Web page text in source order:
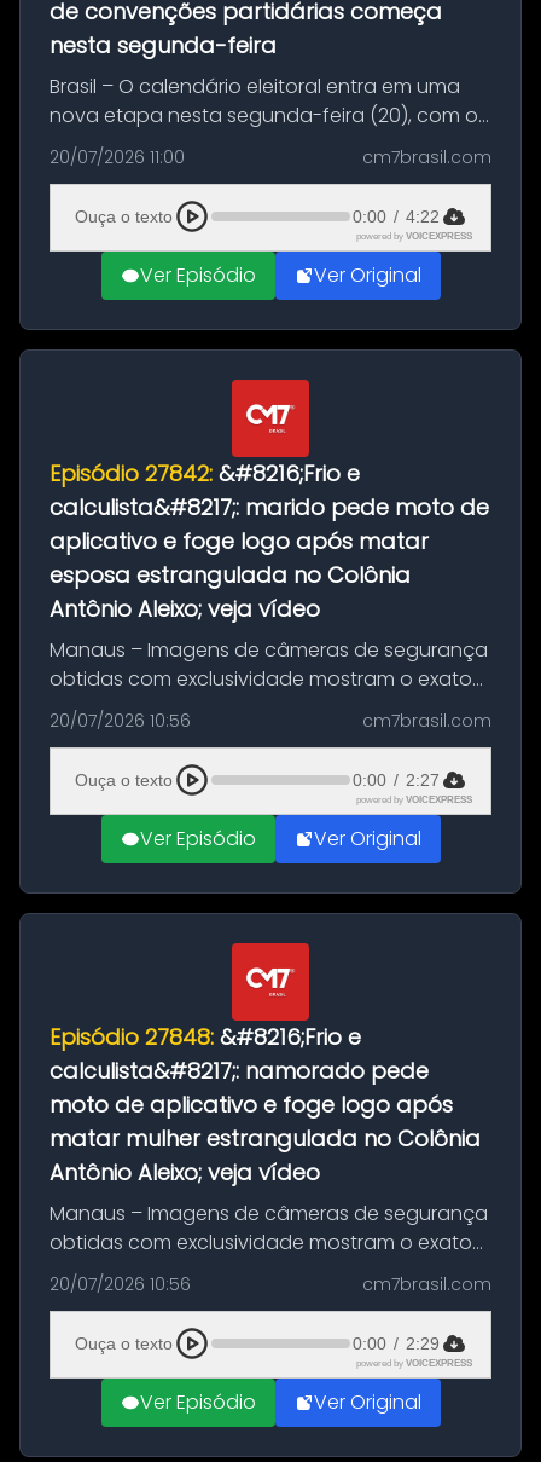
de convenções partidárias começa
nesta segunda-feira
Brasil – O calendário eleitoral entra em uma
nova etapa nesta segunda-feira (20), com o
início do período destinado às convenções
partidárias. Até 5 de agosto, partidos e
federações poderão oficializa...
20/07/2026 11:00 cm7brasil.com
Ouça o texto 0:00 / 4:22
powered by VOICEXPRESS
Ver Episódio Ver Original
Episódio 27842: &#8216;Frio e
calculista&#8217;: marido pede moto de
aplicativo e foge logo após matar
esposa estrangulada no Colônia
Antônio Aleixo; veja vídeo
Manaus – Imagens de câmeras de segurança
obtidas com exclusividade mostram o exato
momento da fuga do principal suspeito da
morte de Larissa Araújo, de 28 anos. O crime
ocorreu na noite deste último d...
20/07/2026 10:56 cm7brasil.com
Ouça o texto 0:00 / 2:27
powered by VOICEXPRESS
Ver Episódio Ver Original
Episódio 27848: &#8216;Frio e
calculista&#8217;: namorado pede
moto de aplicativo e foge logo após
matar mulher estrangulada no Colônia
Antônio Aleixo; veja vídeo
Manaus – Imagens de câmeras de segurança
obtidas com exclusividade mostram o exato
momento da fuga do principal suspeito da
morte de Larissa Araújo, de 28 anos. O crime
ocorreu na noite deste último d...
20/07/2026 10:56 cm7brasil.com
Ouça o texto 0:00 / 2:29
powered by VOICEXPRESS
Ver Episódio Ver Original